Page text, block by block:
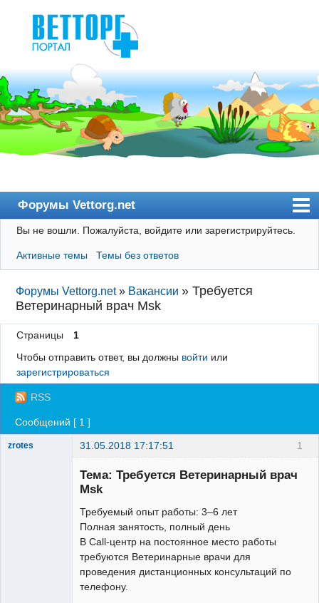
Форумы Vettorg.net
Главная
Пользователи
Правила
Поиск
Регистрация
Вход
Вы не вошли. Пожалуйста, войдите или зарегистрируйтесь.
Активные темы Темы без ответов
Форумы Vettorg.net » Вакансии »Требуется
Ветеринарный врач Msk
Страницы
1
Чтобы отправить ответ, вы должны войти или
зарегистрироваться
RSS
Сообщений [ 1 ]
1
zrotes 31.05.2018 17:17:51
Зарегистрированный
Тема: Требуется Ветеринарный врач
Msk
Требуемый опыт работы: 3–6 лет
Полная занятость, полный день
В Call-центр на постоянное место работы
требуются Ветеринарные врачи для
проведения дистанционных консультаций по
телефону.